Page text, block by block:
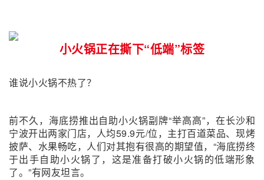
小火锅正在撕下“低端”标签
谁说小火锅不热了？
前不久，海底捞推出自助小火锅副牌“举高高”，在长沙和
宁波开出两家门店，人均59.9元/位，主打百道菜品、现烤
披萨、水果畅吃，人们对其抱有很高的期望值，“海底捞终
于出手自助小火锅了，这是准备打破小火锅的低端形象
了。”有网友坦言。